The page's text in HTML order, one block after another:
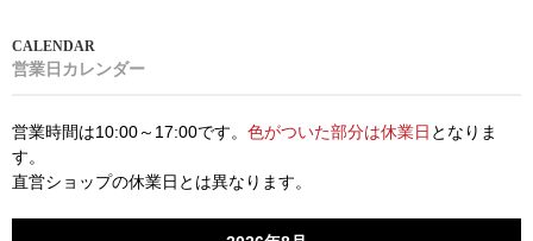
営業日カレンダー
営業時間は10:00～17:00です。 色がついた部分は休業日 となりま
す。
直営ショップの休業日とは異なります。